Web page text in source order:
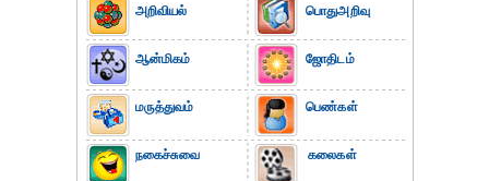
அறிவியல்
ஆன்மிகம்
மருத்துவம்
நகைச்சுவை
பொதுஅறிவு
ஜோதிடம்
பெண்கள்
கலைகள்